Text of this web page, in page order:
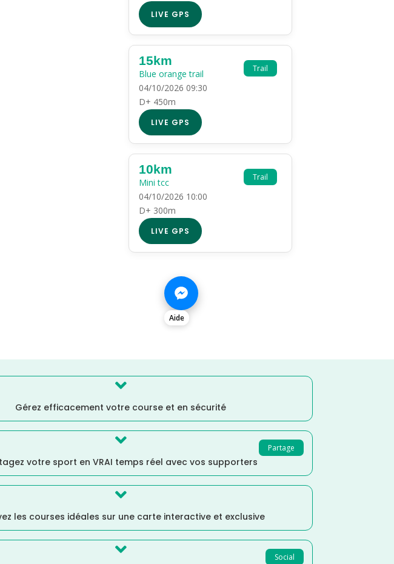
LIVE GPS
Trail
15km
Blue orange trail
04/10/2026 09:30
D+ 450m
LIVE GPS
Trail
10km
Mini tcc
04/10/2026 10:00
D+ 300m
LIVE GPS
Aide

Gérez efficacement votre course et en sécurité
Partage

votre sport en VRAI temps réel avec vos supporters

les courses idéales sur une carte interactive et exclusive
Social
